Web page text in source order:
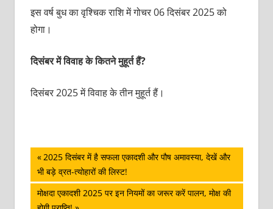
इस वर्ष बुध का वृश्चिक राशि में गोचर 06 दिसंबर 2025 को
होगा।
दिसंबर में विवाह के कितने मुहूर्त हैं?
दिसंबर 2025 में विवाह के तीन मुहूर्त हैं।
पोस्ट
नेविगेशन
Previous
Post:
2025 दिसंबर में है सफला एकादशी और पौष अमावस्‍या, देखें और
भी बड़े व्रत-त्‍योहारों की लिस्‍ट!
Next
मोक्षदा एकादशी 2025 पर इन नियमों का जरूर करें पालन, मोक्ष की